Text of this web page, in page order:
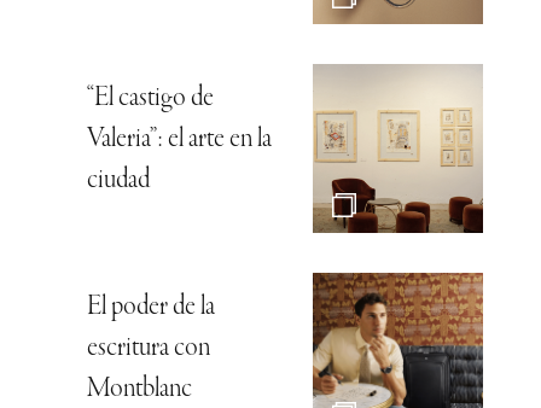
“El castigo de
Valeria”: el arte en la
ciudad
El poder de la
escritura con
Montblanc